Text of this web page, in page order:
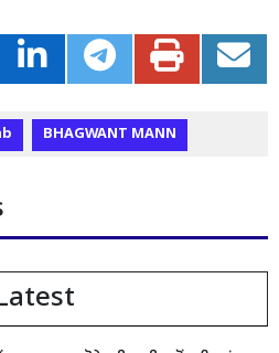
BHAGWANT MANN